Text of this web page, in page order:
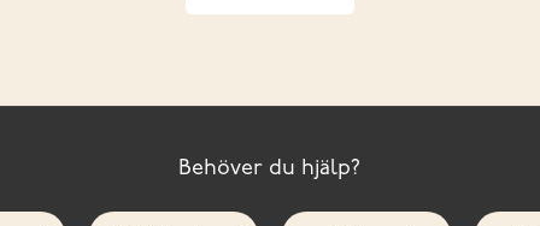
Behöver du hjälp?